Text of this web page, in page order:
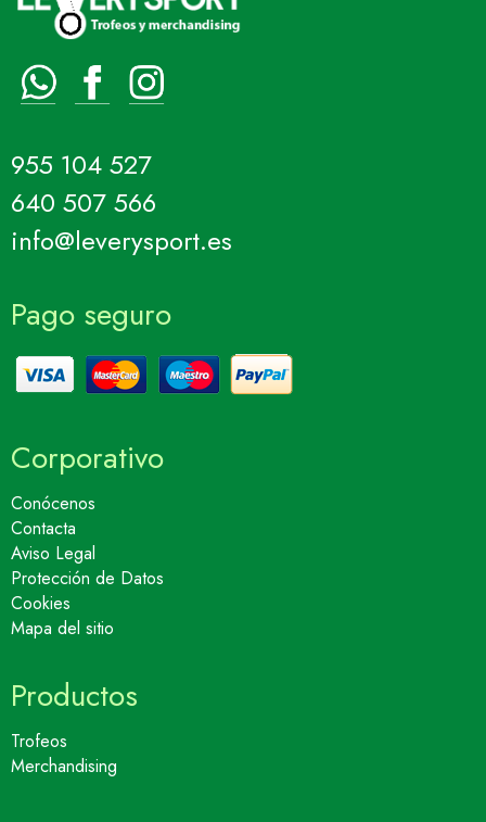
955 104 527
640 507 566
info@leverysport.es
Pago seguro
Corporativo
Conócenos
Contacta
Aviso Legal
Protección de Datos
Cookies
Mapa del sitio
Productos
Trofeos
Merchandising